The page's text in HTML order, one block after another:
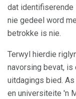
dat identifiserende
nie gedeel word
betrokke is nie.
Terwyl hierdie
navorsing bevat, is
uitdagings bied.
en universiteite 'n